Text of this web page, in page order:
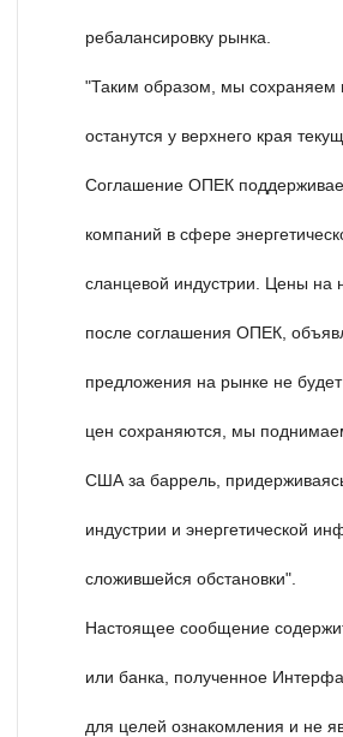
ребалансировку рынка.
"Таким образом, мы сохраняем
останутся у верхнего края
Соглашение ОПЕК
компаний в сфере
сланцевой индустрии. Цены на
после соглашения ОПЕК,
предложения на рынке не
цен сохраняются, мы
США за баррель,
индустрии и энергетической
сложившейся обстановки".
Настоящее сообщение
или банка, полученное
для целей ознакомления и не